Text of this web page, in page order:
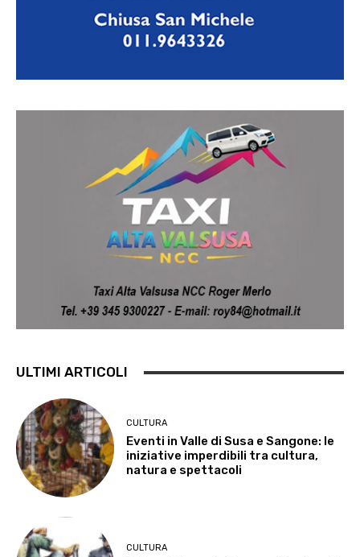
ULTIMI ARTICOLI
CULTURA
Eventi in Valle di Susa e Sangone: le
iniziative imperdibili tra cultura,
natura e spettacoli
CULTURA